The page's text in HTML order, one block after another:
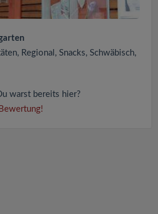
Regional, Snacks, Schwäbisch,
warst bereits hier?